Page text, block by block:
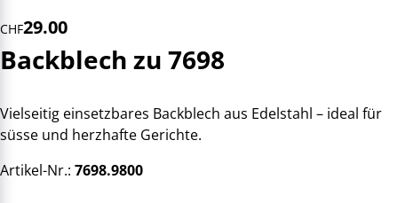
CHF29.00
Backblech zu 7698
Vielseitig einsetzbares Backblech aus Edelstahl – ideal für
süsse und herzhafte Gerichte.
Artikel-Nr.: 7698.9800